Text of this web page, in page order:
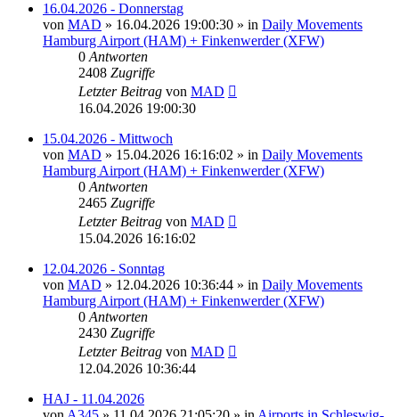
16.04.2026 - Donnerstag
von MAD » 16.04.2026 19:00:30 » in Daily Movements
Hamburg Airport (HAM) + Finkenwerder (XFW)
0 Antworten
2408 Zugriffe
Letzter Beitrag von MAD
16.04.2026 19:00:30
15.04.2026 - Mittwoch
von MAD » 15.04.2026 16:16:02 » in Daily Movements
Hamburg Airport (HAM) + Finkenwerder (XFW)
0 Antworten
2465 Zugriffe
Letzter Beitrag von MAD
15.04.2026 16:16:02
12.04.2026 - Sonntag
von MAD » 12.04.2026 10:36:44 » in Daily Movements
Hamburg Airport (HAM) + Finkenwerder (XFW)
0 Antworten
2430 Zugriffe
Letzter Beitrag von MAD
12.04.2026 10:36:44
HAJ - 11.04.2026